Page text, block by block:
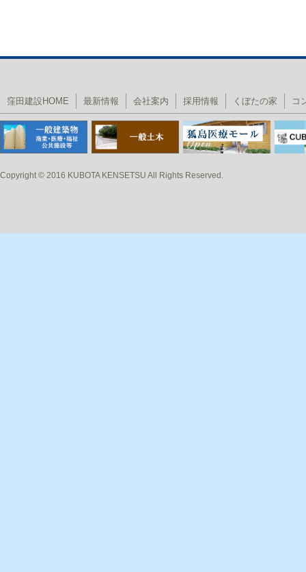
窪田建設HOME 最新情報 会社案内 採用情報 くぼたの家 コ
Copyright © 2016 KUBOTA KENSETSU All Rights Reserved.